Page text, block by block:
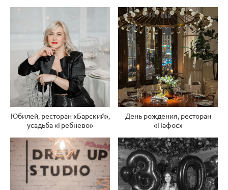
Юбилей, ресторан «Барский»,
усадьба «Гребнево»
День рождения, ресторан
«Пафос»